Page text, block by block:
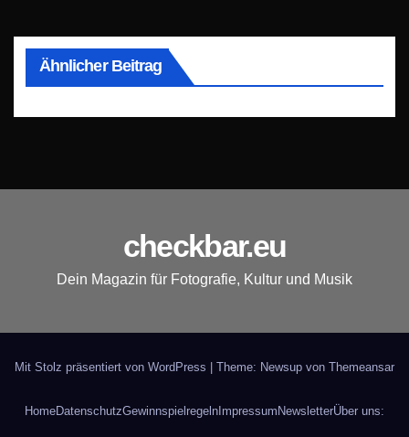
Ähnlicher Beitrag
checkbar.eu
Dein Magazin für Fotografie, Kultur und Musik
Mit Stolz präsentiert von WordPress | Theme: Newsup von Themeansar
HomeDatenschutzGewinnspielregeln Impressum NewsletterÜber uns: